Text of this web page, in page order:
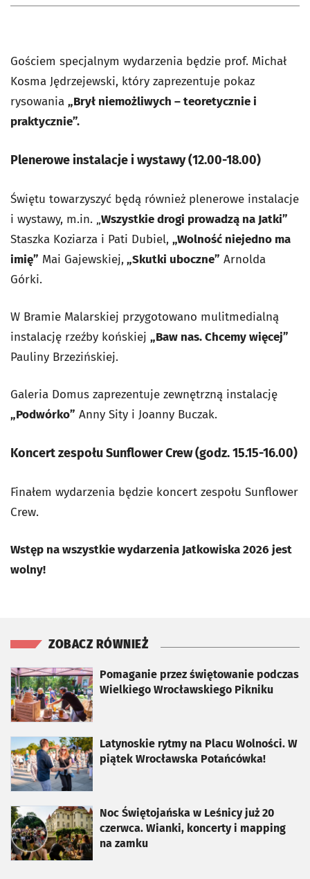
Gościem specjalnym wydarzenia będzie prof. Michał
Kosma Jędrzejewski, który zaprezentuje pokaz
rysowania „Brył niemożliwych – teoretycznie i
praktycznie”.
Plenerowe instalacje i wystawy (12.00-18.00)
Świętu towarzyszyć będą również plenerowe instalacje
i wystawy, m.in. „Wszystkie drogi prowadzą na Jatki”
Staszka Koziarza i Pati Dubiel, „Wolność niejedno ma
imię” Mai Gajewskiej,„Skutki uboczne” Arnolda
Górki.
W Bramie Malarskiej przygotowano mulitmedialną
instalację rzeźby końskiej „Baw nas. Chcemy więcej”
Pauliny Brzezińskiej.
Galeria Domus zaprezentuje zewnętrzną instalację
„Podwórko” Anny Sity i Joanny Buczak.
Koncert zespołu Sunflower Crew (godz. 15.15-16.00)
Finałem wydarzenia będzie koncert zespołu Sunflower
Crew.
Wstęp na wszystkie wydarzenia Jatkowiska 2026 jest
wolny!
ZOBACZ RÓWNIEŻ
Pomaganie przez świętowanie podczas
Wielkiego Wrocławskiego Pikniku
otworzy się w nowej karcie
Latynoskie rytmy na Placu Wolności. W
piątek Wrocławska Potańcówka!
otworzy się w nowej karcie
Noc Świętojańska w Leśnicy już 20
czerwca. Wianki, koncerty i mapping
na zamku
otworzy się w nowej karcie